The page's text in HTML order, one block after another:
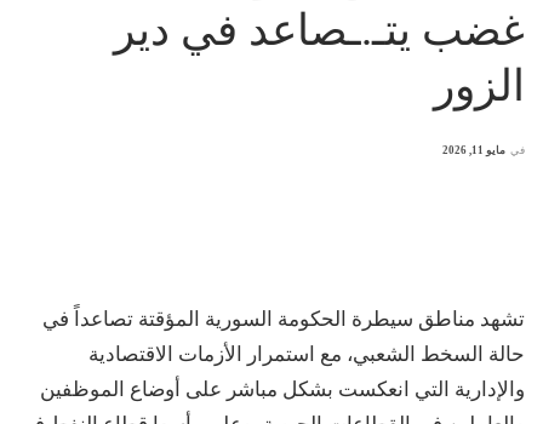
غضب يتـ.ـصاعد في دير
الزور
في مايو 11, 2026
تشهد مناطق سيطرة الحكومة السورية المؤقتة تصاعداً في
حالة السخط الشعبي، مع استمرار الأزمات الاقتصادية
والإدارية التي انعكست بشكل مباشر على أوضاع الموظفين